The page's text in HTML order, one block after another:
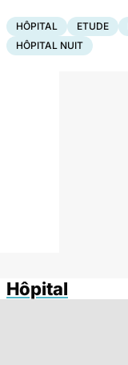
HÔPITAL
ETUDE
HÔPITAL NUIT
Hôpital